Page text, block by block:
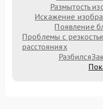
Размытость
Искажение
Появление
Проблемы с
расстояниях
Разбился